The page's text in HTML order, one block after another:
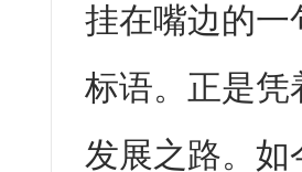
挂在嘴边的一
标语。正是凭
发展之路。如